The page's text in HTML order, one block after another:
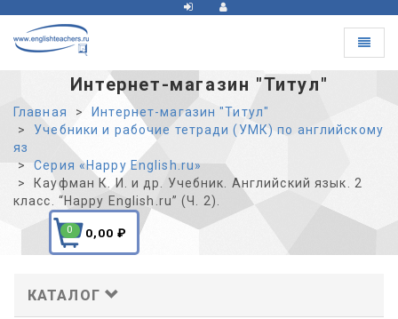
Toggle
Интернет-магазин "Титул"
Главная
Интернет-магазин "Титул"
Учебники и рабочие тетради (УМК) по английскому
яз
Серия «Happy English.ru»
Кауфман К. И. и др. Учебник. Английский язык. 2
класс. “Happy English.ru” (Ч. 2).
0 0,00 ₽
КАТАЛОГ